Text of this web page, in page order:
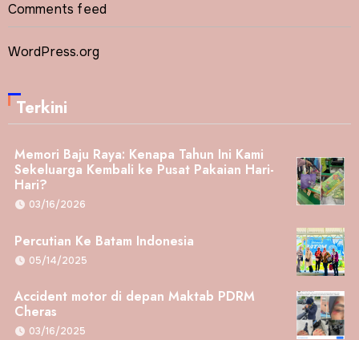
Comments feed
WordPress.org
Terkini
Memori Baju Raya: Kenapa Tahun Ini Kami
Sekeluarga Kembali ke Pusat Pakaian Hari-
Hari?
03/16/2026
Percutian Ke Batam Indonesia
05/14/2025
Accident motor di depan Maktab PDRM
Cheras
03/16/2025